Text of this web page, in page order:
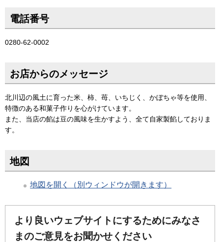
電話番号
0280-62-0002
お店からのメッセージ
北川辺の風土に育った米、柿、苺、いちじく、かぼちゃ等を使用、
特徴のある和菓子作りを心がけています。
また、当店の餡は豆の風味を生かすよう、全て自家製餡しておりま
す。
地図
地図を開く（別ウィンドウが開きます）
より良いウェブサイトにするためにみなさ
まのご意見をお聞かせください